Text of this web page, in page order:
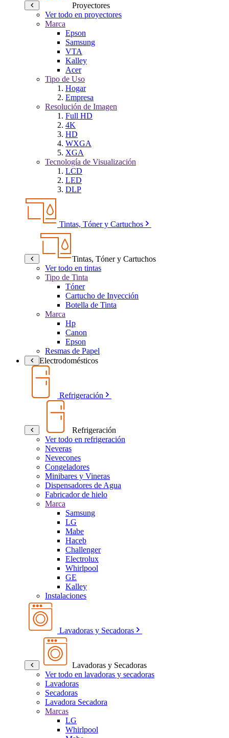
Proyectores
Ver todo en proyectores
Marca
Epson
Samsung
VTA
Kalley
Acer
Tipo de Uso
Hogar
Empresa
Resolución de Imagen
Full HD
4K
HD
WXGA
XGA
Tecnología de Visualización
LCD
LED
DLP
Tintas, Tóner y Cartuchos
Tintas, Tóner y Cartuchos
Ver todo en tintas
Tipo de Tinta
Tóner
Cartucho de Inyección
Botella de Tinta
Marca
Hp
Canon
Epson
Resmas de Papel
Electrodomésticos
Refrigeración
Refrigeración
Ver todo en refrigeración
Neveras
Nevecones
Congeladores
Minibares y Vineras
Dispensadores de Agua
Fabricador de hielo
Marca
Samsung
LG
Mabe
Haceb
Challenger
Electrolux
Whirlpool
GE
Kalley
Instalaciones
Lavadoras y Secadoras
Lavadoras y Secadoras
Ver todo en lavadoras y secadoras
Lavadoras
Secadoras
Lavadora Secadora
Marcas
LG
Whirlpool